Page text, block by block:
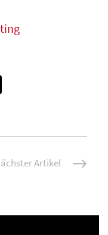
Artikel